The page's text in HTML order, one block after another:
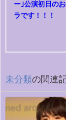
ー｣公演初日の
ラです！！！
未分類の関連